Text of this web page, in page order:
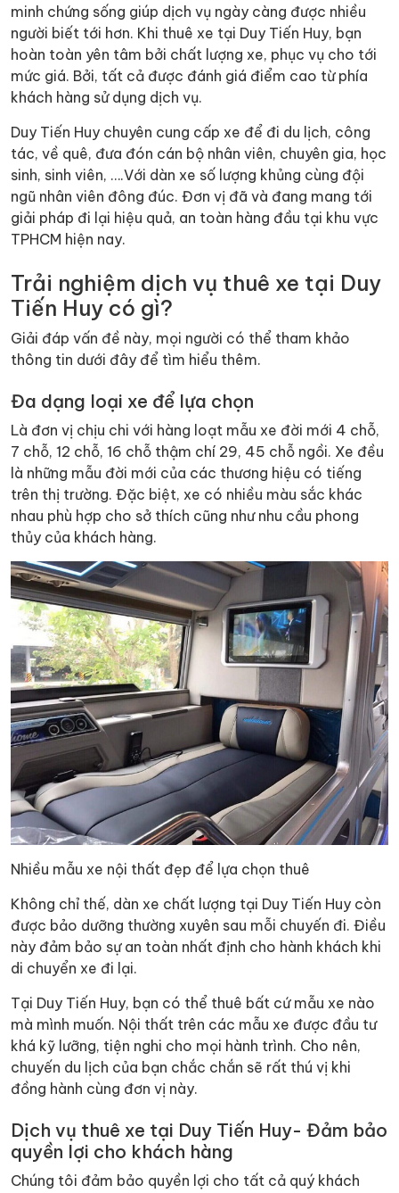
minh chứng sống giúp dịch vụ ngày càng được nhiều
người biết tới hơn. Khi thuê xe tại Duy Tiến Huy, bạn
hoàn toàn yên tâm bởi chất lượng xe, phục vụ cho tới
mức giá. Bởi, tất cả được đánh giá điểm cao từ phía
khách hàng sử dụng dịch vụ.
Duy Tiến Huy chuyên cung cấp xe để đi du lịch, công
tác, về quê, đưa đón cán bộ nhân viên, chuyên gia, học
sinh, sinh viên, ….Với dàn xe số lượng khủng cùng đội
ngũ nhân viên đông đúc. Đơn vị đã và đang mang tới
giải pháp đi lại hiệu quả, an toàn hàng đầu tại khu vực
TPHCM hiện nay.
Trải nghiệm dịch vụ thuê xe tại Duy
Tiến Huy có gì?
Giải đáp vấn đề này, mọi người có thể tham khảo
thông tin dưới đây để tìm hiểu thêm.
Đa dạng loại xe để lựa chọn
Là đơn vị chịu chi với hàng loạt mẫu xe đời mới 4 chỗ,
7 chỗ, 12 chỗ, 16 chỗ thậm chí 29, 45 chỗ ngồi. Xe đều
là những mẫu đời mới của các thương hiệu có tiếng
trên thị trường. Đặc biệt, xe có nhiều màu sắc khác
nhau phù hợp cho sở thích cũng như nhu cầu phong
thủy của khách hàng.
Nhiều mẫu xe nội thất đẹp để lựa chọn thuê
Không chỉ thế, dàn xe chất lượng tại Duy Tiến Huy còn
được bảo dưỡng thường xuyên sau mỗi chuyến đi. Điều
này đảm bảo sự an toàn nhất định cho hành khách khi
di chuyển xe đi lại.
Tại Duy Tiến Huy, bạn có thể thuê bất cứ mẫu xe nào
mà mình muốn. Nội thất trên các mẫu xe được đầu tư
khá kỹ lưỡng, tiện nghi cho mọi hành trình. Cho nên,
chuyến du lịch của bạn chắc chắn sẽ rất thú vị khi
đồng hành cùng đơn vị này.
Dịch vụ thuê xe tại Duy Tiến Huy- Đảm bảo
quyền lợi cho khách hàng
Chúng tôi đảm bảo quyền lợi cho tất cả quý khách